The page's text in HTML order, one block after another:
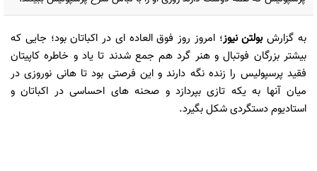
به گزارشبولتن نیوز؛ امروز روز فوق العاده ای در اکباتان بود؛ جایی که
بیشتر بزرگان فوتبال و هنر گرد هم جمع شدند تا یاد و خاطره کاپیتان
فقید پرسپولیس را زنده نگه دارند و این فرصتی بود تا هانی نوروزی در
میان آنها به یکه تازی بپردازد و صحنه های احساسی در اکباتان و
استادیوم دستگردی شکل بگیرد.